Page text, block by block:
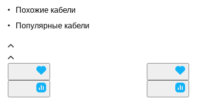
Похожие кабели
Популярные кабели